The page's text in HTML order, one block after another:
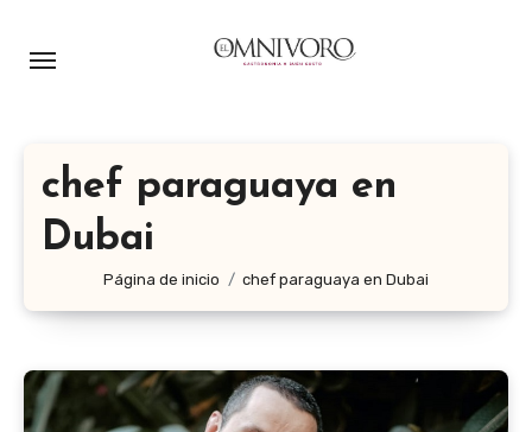
chef paraguaya en
Dubai
Página de inicio chef paraguaya en Dubai